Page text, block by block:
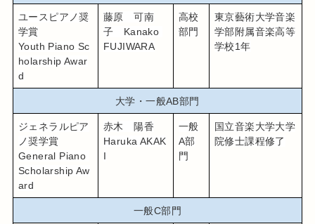
ユースピアノ奨
学賞
Youth Piano Sc
holarship Awar
d
藤原　可南
子　Kanako
FUJIWARA
高校
部門
東京藝術大学音楽
学部附属音楽高等
学校1年
大学・一般AB部門
ジェネラルピア
ノ奨学賞
General Piano
Scholarship Aw
ard
赤木　陽香
Haruka AKAK
I
一般
A部
門
国立音楽大学大学
院修士課程修了
一般C部門